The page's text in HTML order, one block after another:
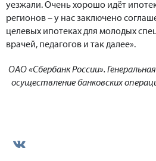
уезжали. Очень хорошо идёт
регионов – у нас заключено
целевых ипотеках для молодых
врачей, педагогов и так далее».
ОАО «Сбербанк России».
осуществление банковских